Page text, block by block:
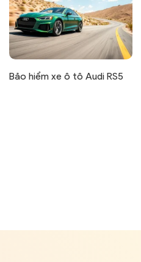
Bảo hiểm xe ô tô Audi RS5